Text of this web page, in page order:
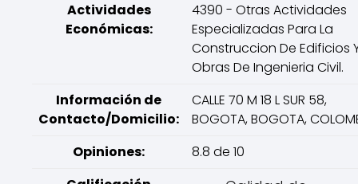
Actividades
Económicas:
4390 - Otras Actividades
Especializadas Para La
Construccion De Edificios
Obras De Ingenieria Civil.
Información de
Contacto/Domicilio:
CALLE 70 M 18 L SUR 58,
BOGOTA, BOGOTA,
Opiniones:
8.8 de 10